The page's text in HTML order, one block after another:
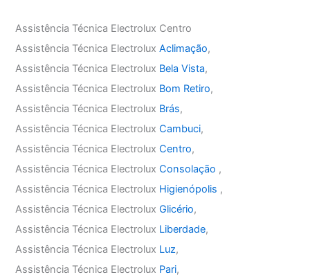
Assistência Técnica Electrolux Centro
Assistência Técnica ElectroluxAclimação,
Assistência Técnica Electrolux Bela Vista,
Assistência Técnica Electrolux Bom Retiro,
Assistência Técnica Electrolux Brás,
Assistência Técnica ElectroluxCambuci,
Assistência Técnica ElectroluxCentro,
Assistência Técnica ElectroluxConsolação ,
Assistência Técnica Electrolux Higienópolis ,
Assistência Técnica ElectroluxGlicério,
Assistência Técnica Electrolux Liberdade,
Assistência Técnica Electrolux Luz,
Assistência Técnica Electrolux Pari,